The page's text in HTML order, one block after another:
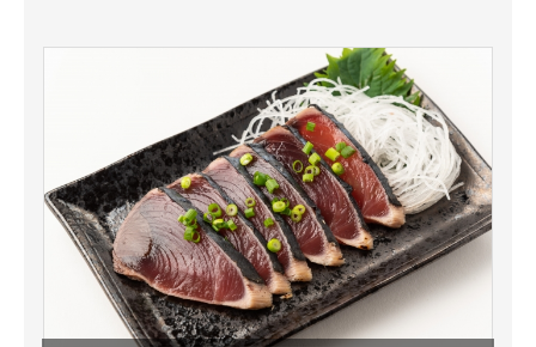
スマホと通信の最新トレンド
進化するPCとデバイスの未来
好きが集まる 比べて選べる
ビジネスと働き方のヒント
AI活用のいまが分かる
企業ITのトレンドを詳説